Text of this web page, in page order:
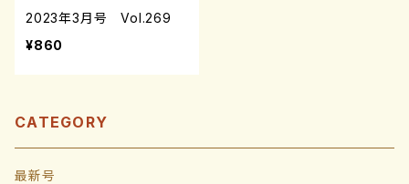
2023年3月号 Vol.269
¥860
CATEGORY
最新号